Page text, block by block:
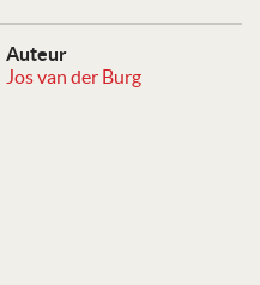
Auteur
Jos van der Burg